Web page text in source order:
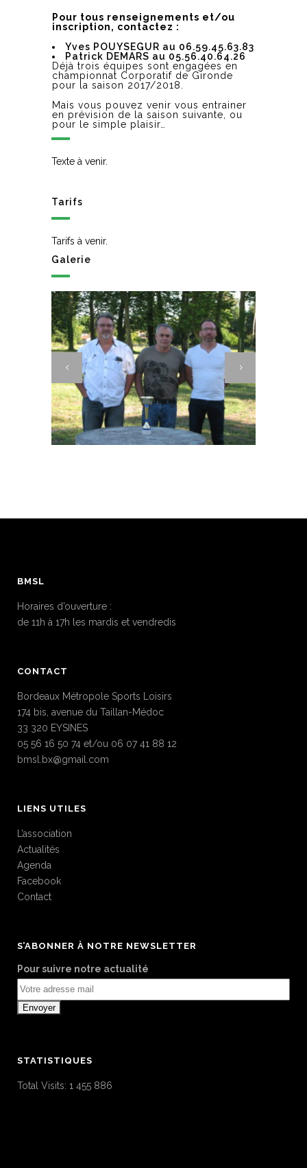
Pour tous renseignements et/ou
inscription, contactez :
Yves POUYSEGUR au 06.59.45.63.83
Patrick DEMARS au 05.56.40.64.26
Déjà trois équipes sont engagées en
championnat Corporatif de Gironde
pour la saison 2017/2018.
Mais vous pouvez venir vous entrainer
en prévision de la saison suivante, ou
pour le simple plaisir…
Texte à venir.
Tarifs
Tarifs à venir.
Galerie
BMSL
Horaires d’ouverture :
de 11h à 17h les mardis et vendredis
CONTACT
Bordeaux Métropole Sports Loisirs
174 bis, avenue du Taillan-Médoc
33 320 EYSINES
05 56 16 50 74 et/ou 06 07 41 88 12
bmsl.bx@gmail.com
LIENS UTILES
L’association
Actualités
Agenda
Facebook
Contact
S’ABONNER À NOTRE NEWSLETTER
Pour suivre notre actualité
STATISTIQUES
Total Visits: 1 455 886